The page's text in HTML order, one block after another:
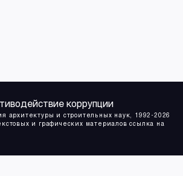
архитектуры и строительных наук, 1992-2026
и графических материалов ссылка на
коррупции